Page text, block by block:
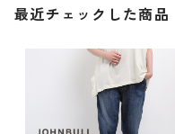
最近チェックした商品